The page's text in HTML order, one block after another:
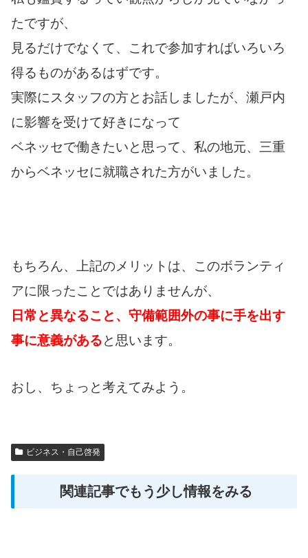
たですが、
見るだけでなくて、これで参加すればいろいろ
得るものがあるはずです。
実際にスタッフの方とお話しましたが、瀬戸内
に影響を受けて好きになって
ベネッセで働きたいと思って、私の地元、三重
からベネッセに就職された方がいました。
もちろん、上記のメリットは、このボランティ
アに限ったことではありませんが、
日常と異なること、守備範囲外の事に手を出す
事に意義があると思います。
おし、ちょっと考えてみよう。
ビジネス・自己啓発
関連記事でもう少し情報をみる